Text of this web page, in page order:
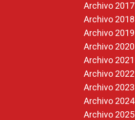
Archivo 2017
Archivo 2018
Archivo 2019
Archivo 2020
Archivo 2021
Archivo 2022
Archivo 2023
Archivo 2024
Archivo 2025